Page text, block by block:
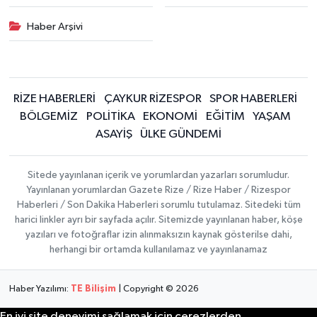
Haber Arşivi
RİZE HABERLERİ ÇAYKUR RİZESPOR
SPOR HABERLERİ
BÖLGEMİZ
POLİTİKA EKONOMİ EĞİTİM
YAŞAM
ASAYİŞ
ÜLKE GÜNDEMİ
Sitede yayınlanan içerik ve yorumlardan yazarları sorumludur.
Yayınlanan yorumlardan Gazete Rize / Rize Haber / Rizespor
Haberleri / Son Dakika Haberleri sorumlu tutulamaz. Sitedeki tüm
harici linkler ayrı bir sayfada açılır. Sitemizde yayınlanan haber, köşe
yazıları ve fotoğraflar izin alınmaksızın kaynak gösterilse dahi,
herhangi bir ortamda kullanılamaz ve yayınlanamaz
Haber Yazılımı: TE Bilişim | Copyright © 2026